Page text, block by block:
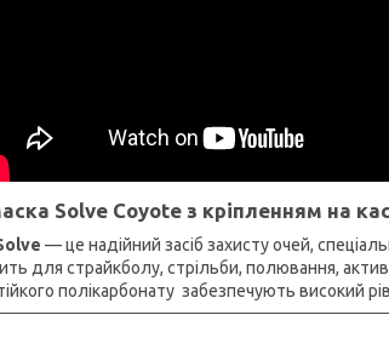
Solve Coyote з кріпленням на
— це надійний засіб захисту очей,
для страйкболу, стрільби, полювання,
полікарбонату забезпечують високий